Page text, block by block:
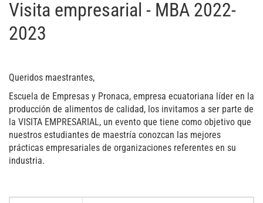
Visita empresarial - MBA 2022-
2023
Queridos maestrantes,
Escuela de Empresas y Pronaca, empresa ecuatoriana líder en la
producción de alimentos de calidad, los invitamos a ser parte de
la VISITA EMPRESARIAL, un evento que tiene como objetivo que
nuestros estudiantes de maestría conozcan las mejores
prácticas empresariales de organizaciones referentes en su
industria.